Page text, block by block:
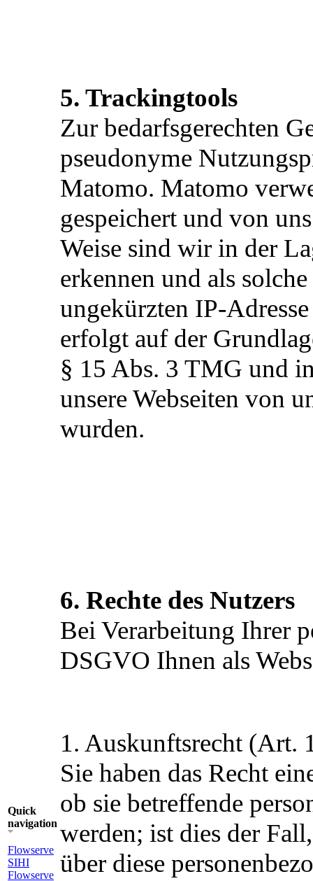
Quick
navigation
Flowserve
SIHI
Flowserve
5. Trackingtools
Zur bedarfsgerechten
pseudonyme
Matomo. Matomo
gespeichert und von
Weise sind wir in der
erkennen und als
ungekürzten IP-
erfolgt auf der
§ 15 Abs. 3 TMG und
unsere Webseiten von
wurden.
6. Rechte des Nutzers
Bei Verarbeitung Ihrer
DSGVO Ihnen als
1. Auskunftsrecht (Art.
Sie haben das Recht
ob sie betreffende
werden; ist dies der
über diese